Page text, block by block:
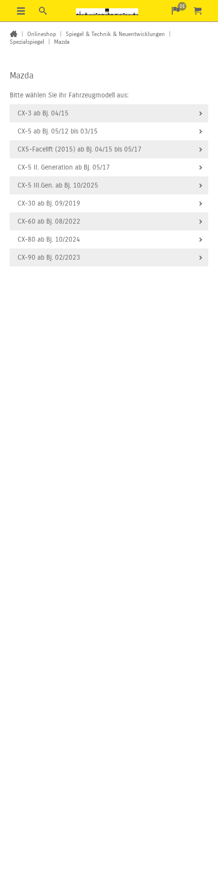
DE
Onlineshop Spiegel & Technik & Neuentwicklungen
Spezialspiegel
Mazda
Mazda
Bitte wählen Sie ihr Fahrzeugmodell aus:
CX-3 ab Bj. 04/15
CX-5 ab Bj. 05/12 bis 03/15
CX5-Facelift (2015) ab Bj. 04/15 bis 05/17
CX-5 II. Generation ab Bj. 05/17
CX-5 III.Gen. ab Bj. 10/2025
CX-30 ab Bj. 09/2019
CX-60 ab Bj. 08/2022
CX-80 ab Bj. 10/2024
CX-90 ab Bj. 02/2023